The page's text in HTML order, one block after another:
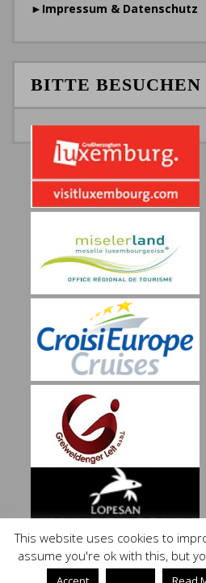
► Impressum & Datenschutz
BITTE
Theme Designed byInkHive.© 2026
This website uses cookies to
assume you're ok with this, but